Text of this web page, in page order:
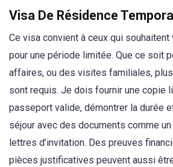
Visa De Résidence
Ce visa convient à ceux qui souhaitent
pour une période limitée. Que ce soit
affaires, ou des visites familiales,
sont requis. Je dois fournir une copie
passeport valide, démontrer la durée
séjour avec des documents comme
lettres d’invitation. Des preuves
pièces justificatives peuvent aussi